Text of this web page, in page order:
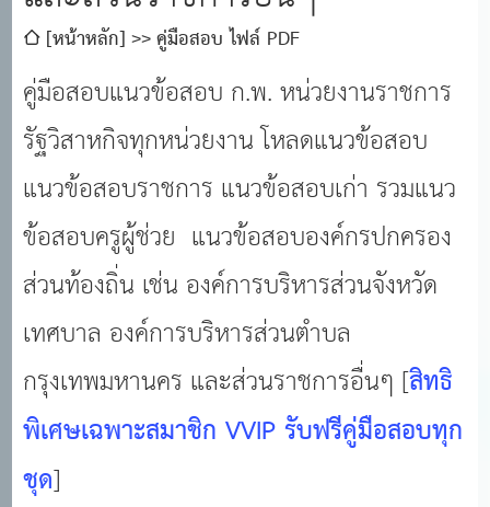
[หน้าหลัก] คู่มือสอบ ไฟล์ PDF
คู่มือสอบแนวข้อสอบ ก.พ. หน่วยงานราชการ
รัฐวิสาหกิจทุกหน่วยงาน โหลดแนวข้อสอบ
แนวข้อสอบราชการ แนวข้อสอบเก่า รวมแนว
ข้อสอบครูผู้ช่วย แนวข้อสอบองค์กรปกครอง
ส่วนท้องถิ่น เช่น องค์การบริหารส่วนจังหวัด
เทศบาล องค์การบริหารส่วนตำบล
กรุงเทพมหานคร และส่วนราชการอื่นๆ [สิทธิ
พิเศษเฉพาะสมาชิก VVIP รับฟรีคู่มือสอบทุก
ชุด]